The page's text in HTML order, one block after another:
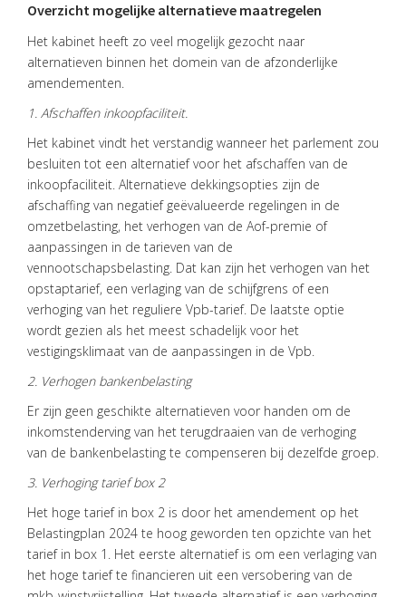
HOME
DIENSTEN
OVER
VISIE
ONS
ACTUEEL
VACATURES
CONTACT
Overzicht mogelijke alternatieve maatregelen
Het kabinet heeft zo veel mogelijk gezocht naar
alternatieven binnen het domein van de afzonderlijke
amendementen.
1. Afschaffen inkoopfaciliteit.
Het kabinet vindt het verstandig wanneer het parlement zou
besluiten tot een alternatief voor het afschaffen van de
inkoopfaciliteit. Alternatieve dekkingsopties zijn de
afschaffing van negatief geëvalueerde regelingen in de
omzetbelasting, het verhogen van de Aof-premie of
aanpassingen in de tarieven van de
vennootschapsbelasting. Dat kan zijn het verhogen van het
opstaptarief, een verlaging van de schijfgrens of een
verhoging van het reguliere Vpb-tarief. De laatste optie
wordt gezien als het meest schadelijk voor het
vestigingsklimaat van de aanpassingen in de Vpb.
2. Verhogen bankenbelasting
Er zijn geen geschikte alternatieven voor handen om de
inkomstenderving van het terugdraaien van de verhoging
van de bankenbelasting te compenseren bij dezelfde groep.
3. Verhoging tarief box 2
Het hoge tarief in box 2 is door het amendement op het
Belastingplan 2024 te hoog geworden ten opzichte van het
tarief in box 1. Het eerste alternatief is om een verlaging van
het hoge tarief te financieren uit een versobering van de